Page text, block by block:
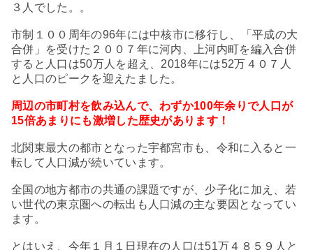
３人でした。。
市制１００周年の96年には中核市に移行し、「平成の大
合併」を受けた２００７年に河内、上河内町を編入合併
すると人口は50万人を超え、2018年には52万４０７人
と人口のピークを迎えたました。
周辺の市町村を飲み込んで、わずか100年余りで人口が
15倍あまりにも激増した歴史があります！
北関東最大の都市となった宇都宮市も、令和に入ると一
転して人口減が続いています。
全国の地方都市の共通の課題ですが、少子化に加え、若
い世代の東京圏への転出も人口減の主な要因となってい
ます。
とはいえ、今年１月１日現在の人口は51万４８５９人と